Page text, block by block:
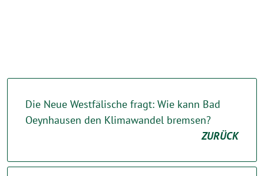
Die Neue Westfälische fragt: Wie kann Bad
Oeynhausen den Klimawandel bremsen?
ZURÜCK